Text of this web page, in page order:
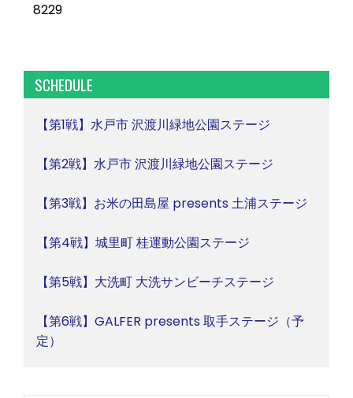
8229
SCHEDULE
【第1戦】水戸市 沢渡川緑地公園ステージ
【第2戦】水戸市 沢渡川緑地公園ステージ
【第3戦】お米の田島屋 presents 土浦ステージ
【第4戦】城里町 桂運動公園ステージ
【第5戦】大洗町 大洗サンビーチステージ
【第6戦】GALFER presents 取手ステージ（予
定）